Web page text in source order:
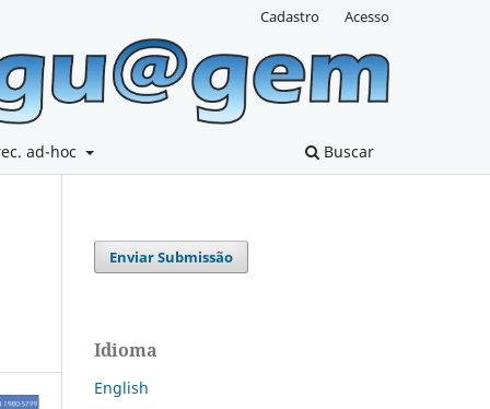
ad-hoc Buscar
Cadastro Acesso
Enviar Submissão
Idioma
English